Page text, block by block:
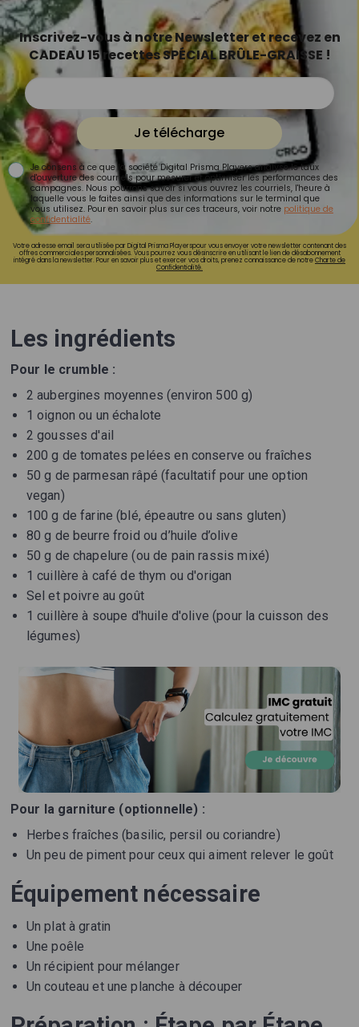
Inscrivez-vous à notre Newsletter et recevez en
CADEAU 15 recettes SPÉCIAL BRÛLE-GRAISSE !
Je télécharge
Je consens à ce que la société Digital Prisma Players analyse le taux
d'ouverture des courriels pour mesurer et optimiser les performances des
campagnes. Nous pourrons savoir si vous ouvrez les courriels, l'heure à
laquelle vous le faites ainsi que des informations sur le terminal que
vous utilisez. Pour en savoir plus sur ces traceurs, voir notre politique de
confidentialité.
Votre adresse email sera utilisée par Digital Prisma Playerspour vous envoyer votre newsletter contenant des
offres commerciales personnalisées. Vous pourrez vous désinscrire en utilisant le lien de désabonnement
intégré dans la newsletter. Pour en savoir plus et exercer vos droits, prenez connaissance de notreCharte de
Confidentialité.
Les ingrédients
Pour le crumble :
2 aubergines moyennes (environ 500 g)
1 oignon ou un échalote
2 gousses d'ail
200 g de tomates pelées en conserve ou fraîches
50 g de parmesan râpé (facultatif pour une option
vegan)
100 g de farine (blé, épeautre ou sans gluten)
80 g de beurre froid ou d’huile d’olive
50 g de chapelure (ou de pain rassis mixé)
1 cuillère à café de thym ou d'origan
Sel et poivre au goût
1 cuillère à soupe d'huile d'olive (pour la cuisson des
légumes)
Pour la garniture (optionnelle) :
Herbes fraîches (basilic, persil ou coriandre)
Un peu de piment pour ceux qui aiment relever le goût
Équipement nécessaire
Un plat à gratin
Une poêle
Un récipient pour mélanger
Un couteau et une planche à découper